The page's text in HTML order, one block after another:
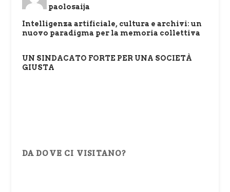
paolosaija
Intelligenza artificiale, cultura e archivi: un
nuovo paradigma per la memoria collettiva
UN SINDACATO FORTE PER UNA SOCIETÀ
GIUSTA
DA DOVE CI VISITANO?